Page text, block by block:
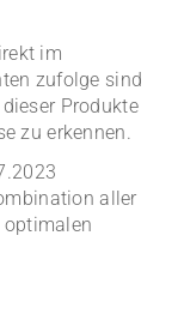
im
zufolge sind
Produkte
zu erkennen.
aller
optimalen